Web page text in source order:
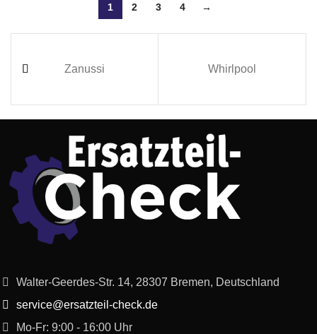
1 2 3 4 →
Zanussi Whirlpool
Walter-Geerdes-Str. 14, 28307 Bremen, Deutschland
service@ersatzteil-check.de
Mo-Fr: 9:00 - 16:00 Uhr